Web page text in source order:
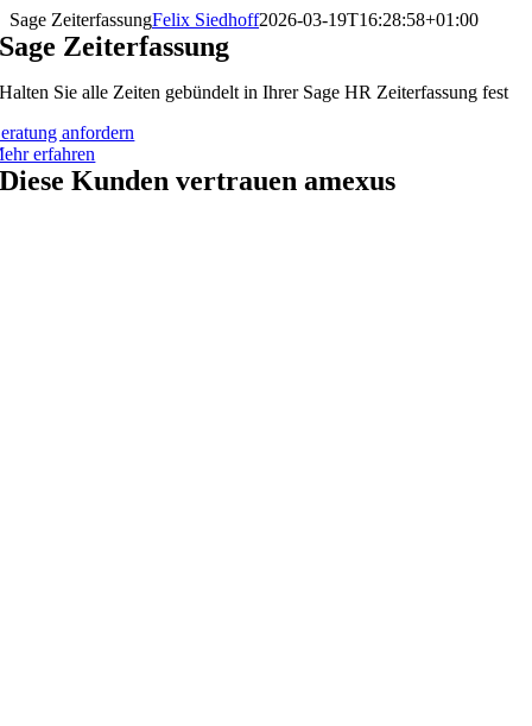
Zum
Inhalt
springen
Sage ZeiterfassungFelix Siedhoff2026-03-19T16:28:58+01:00
Sage Zeiterfassung
Halten Sie alle Zeiten gebündelt in Ihrer Sage HR Zeiterfassung fest
anfordern
erfahren
Diese Kunden vertrauen amexus